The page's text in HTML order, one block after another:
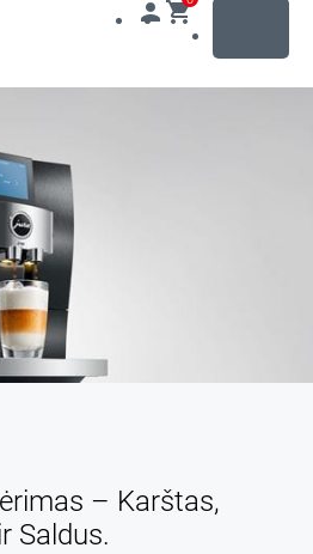
– Karštas,
Saldus.